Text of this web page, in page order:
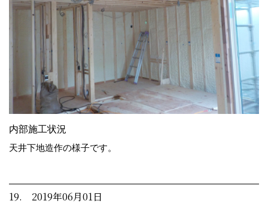
内部施工状況
天井下地造作の様子です。
19. 2019年06月01日